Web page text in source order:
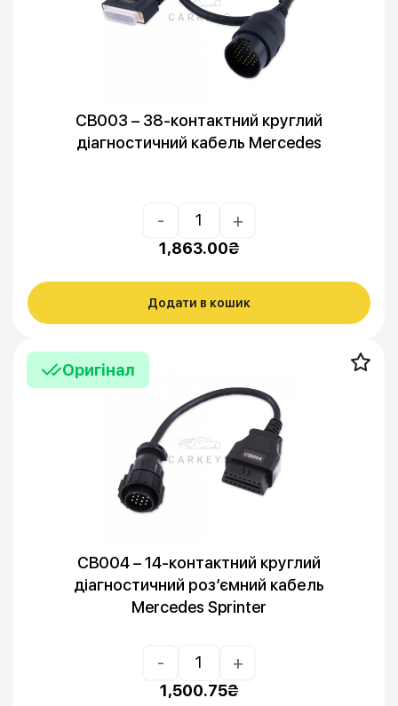
CB003 – 38-контактний круглий
діагностичний кабель Mercedes
- +
1,863.00₴
Додати в кошик
CB004 – 14-контактний круглий
діагностичний роз’ємний кабель
Mercedes Sprinter
- +
1,500.75₴
Оригінал